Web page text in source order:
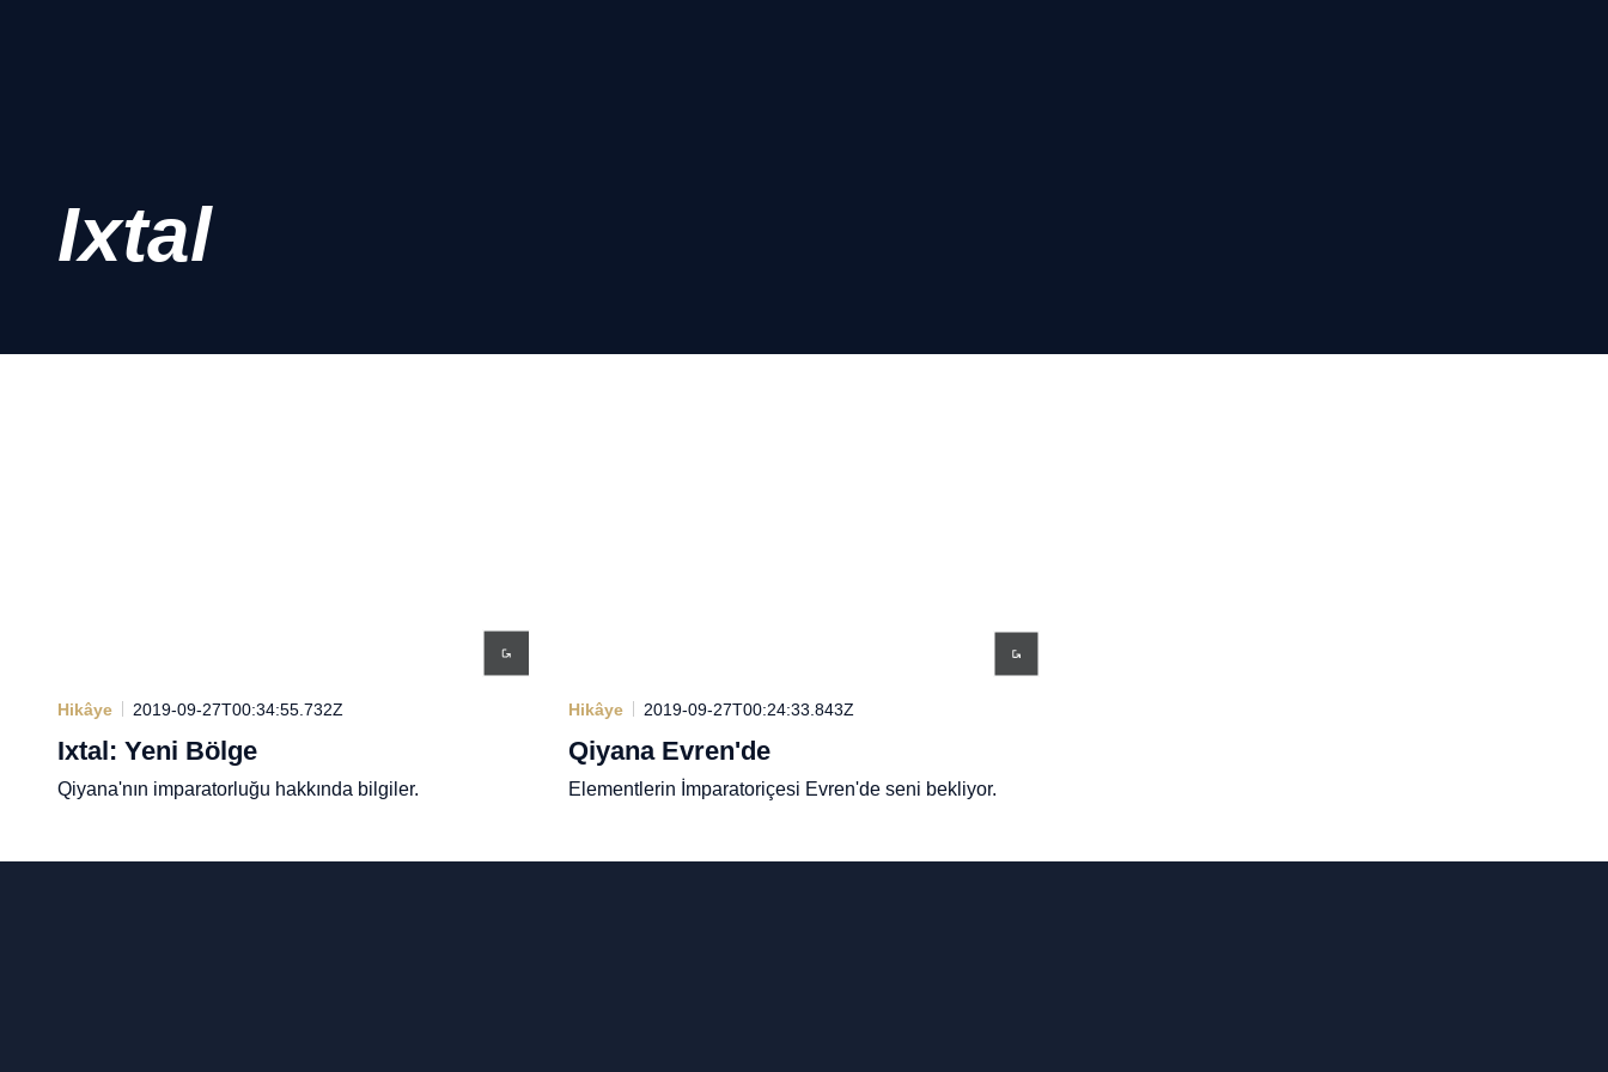
Ixtal
Hikâye 2019-09-27T00:34:55.732Z
Ixtal: Yeni Bölge
Qiyana'nın imparatorluğu hakkında bilgiler.
Hikâye 2019-09-27T00:24:33.843Z
Qiyana Evren'de
Elementlerin İmparatoriçesi Evren'de seni bekliyor.